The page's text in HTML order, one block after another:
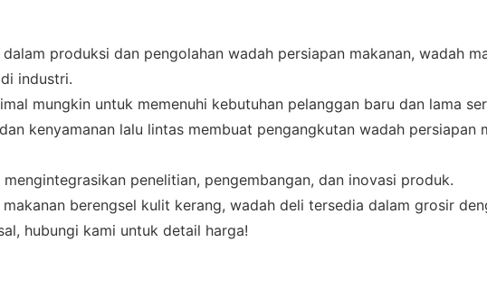
produksi dan pengolahan wadah persiapan makanan, wadah
industri.
mungkin untuk memenuhi kebutuhan pelanggan baru dan lama
kenyamanan lalu lintas membuat pengangkutan wadah persiapan
penelitian, pengembangan, dan inovasi produk.
berengsel kulit kerang, wadah deli tersedia dalam grosir
hubungi kami untuk detail harga!